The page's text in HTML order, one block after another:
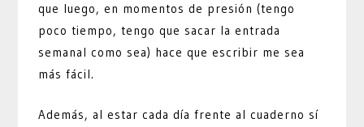
que luego, en momentos de presión (tengo
poco tiempo, tengo que sacar la entrada
semanal como sea) hace que escribir me sea
más fácil.
Además, al estar cada día frente al cuaderno sí